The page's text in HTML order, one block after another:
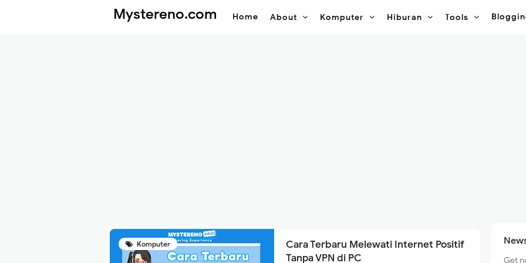
Mystereno.com Home About Komputer Hiburan Tools
Cara Terbaru Melewati Internet Positif
Tanpa VPN di PC
Komputer
Get